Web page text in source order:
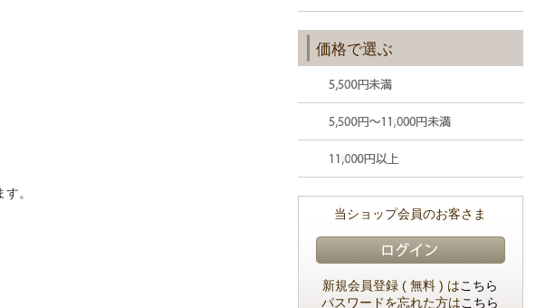
。
価格で選ぶ
当ショップ会員のお客さま
新規会員登録 ( 無料 ) はこちら
パスワードを忘れた方はこちら